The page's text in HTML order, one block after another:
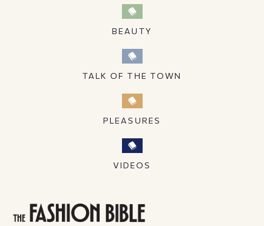
BEAUTY
TALK OF THE TOWN
PLEASURES
VIDEOS